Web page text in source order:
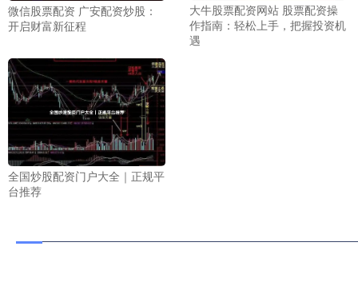
微信股票配资 广安配资炒股：
开启财富新征程
大牛股票配资网站 股票配资操
作指南：轻松上手，把握投资机
遇
全国炒股配资门户大全｜正规平
台推荐